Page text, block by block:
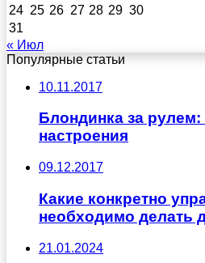
24 25 26 27 28 29 30
31
« Июл
Популярные статьи
10.11.2017
Блондинка за рулем:
настроения
09.12.2017
Какие конкретно
необходимо делать
21.01.2024